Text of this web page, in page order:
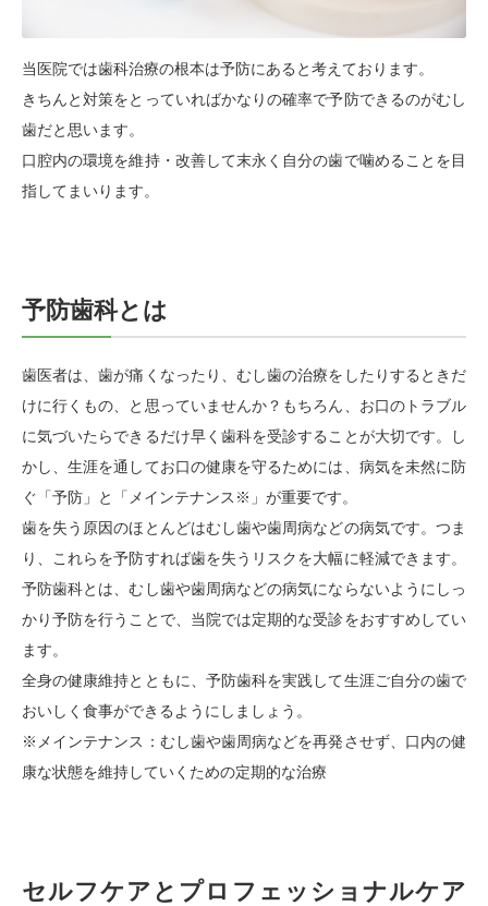
当医院では歯科治療の根本は予防にあると考えております。
きちんと対策をとっていればかなりの確率で予防できるのがむし
歯だと思います。
口腔内の環境を維持・改善して末永く自分の歯で噛めることを目
指してまいります。
予防歯科とは
歯医者は、歯が痛くなったり、むし歯の治療をしたりするときだ
けに行くもの、と思っていませんか？もちろん、お口のトラブル
に気づいたらできるだけ早く歯科を受診することが大切です。し
かし、生涯を通してお口の健康を守るためには、病気を未然に防
ぐ「予防」と「メインテナンス※」が重要です。
歯を失う原因のほとんどはむし歯や歯周病などの病気です。つま
り、これらを予防すれば歯を失うリスクを大幅に軽減できます。
予防歯科とは、むし歯や歯周病などの病気にならないようにしっ
かり予防を行うことで、当院では定期的な受診をおすすめしてい
ます。
全身の健康維持とともに、予防歯科を実践して生涯ご自分の歯で
おいしく食事ができるようにしましょう。
※メインテナンス：むし歯や歯周病などを再発させず、口内の健
康な状態を維持していくための定期的な治療
セルフケアとプロフェッショナルケア